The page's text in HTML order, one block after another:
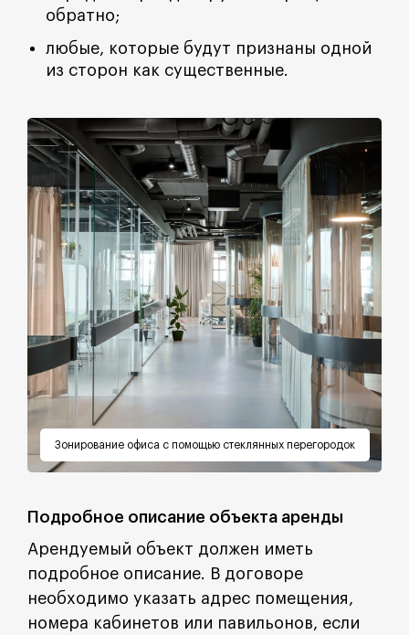
обратно;
любые, которые будут признаны одной
из сторон как существенные.
Зонирование офиса с помощью стеклянных перегородок
Подробное описание объекта аренды
Арендуемый объект должен иметь
подробное описание. В договоре
необходимо указать адрес помещения,
номера кабинетов или павильонов, если